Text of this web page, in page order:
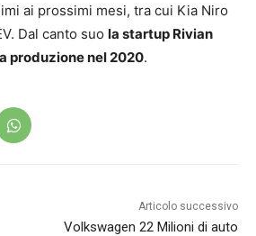
ai prossimi mesi, tra cui Kia Niro
Dal canto suo la startup Rivian
produzione nel 2020.
Articolo successivo
Volkswagen 22 Milioni di auto